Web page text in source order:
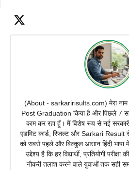
(About - sarkaririsults.com) मेरा
Post Graduation किया है और पिछले 7
काम कर रहा हूँ। मैं विशेष रूप से नई
एडमिट कार्ड, रिजल्ट और Sarkari Result से
को सबसे पहले और बिल्कुल आसान हिंदी भाषा
उद्देश्य है कि हर विद्यार्थी, प्रतियोगी
नौकरी तलाश करने वाले युवाओं तक सही